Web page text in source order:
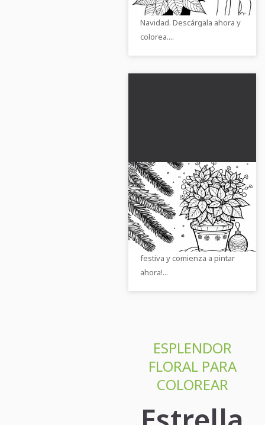
olfateando y una estrella de
Navidad. Descárgala ahora y
colorea....
Flor de estrella de
Navidad en maceta
festiva junto a ramas
de pino - Plantilla para
colorear gratuita
¡Obtén la imagen para
colorear de una estrella de
Navidad en una maceta
festiva y comienza a pintar
ahora!...
ESPLENDOR
FLORAL PARA
COLOREAR